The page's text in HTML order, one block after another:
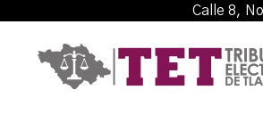
Calle 8,